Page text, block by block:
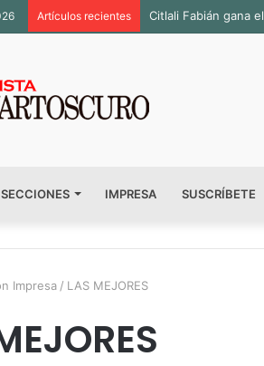
Artículos recientes Citlali Fabián gana
SECCIONES IMPRESA SUSCRÍBETE
Impresa / LAS MEJORES